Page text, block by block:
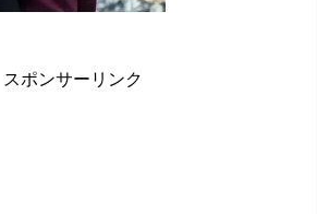
スポンサーリンク